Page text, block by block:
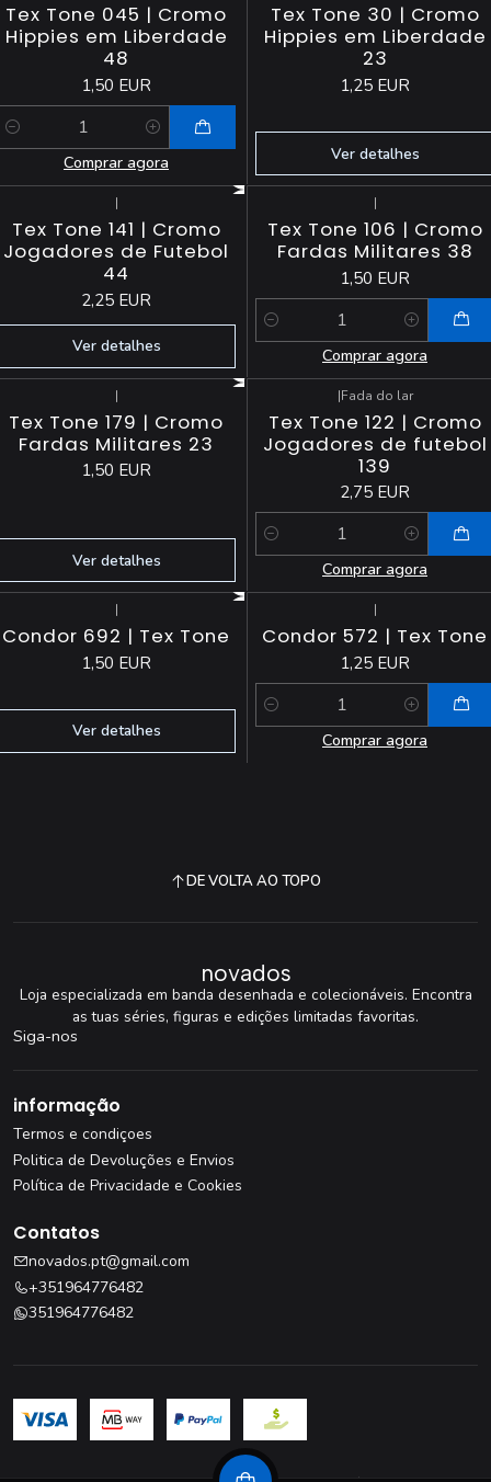
Tex Tone 045 | Cromo
Hippies em Liberdade
48
1,50 EUR
Comprar agora
Tex Tone 30 | Cromo
Hippies em Liberdade
23
1,25 EUR
Ver detalhes
|
Tex Tone 141 | Cromo
Jogadores de Futebol
44
2,25 EUR
Ver detalhes
|
Tex Tone 106 | Cromo
Fardas Militares 38
1,50 EUR
Quantidade
Comprar agora
|
Tex Tone 179 | Cromo
Fardas Militares 23
1,50 EUR
Ver detalhes
|Fada do lar
Tex Tone 122 | Cromo
Jogadores de futebol
139
2,75 EUR
Quantidade
Comprar agora
|
Condor 692 | Tex Tone
1,50 EUR
Ver detalhes
|
Condor 572 | Tex Tone
1,25 EUR
Quantidade
Comprar agora
DE VOLTA AO TOPO
novados
Loja especializada em banda desenhada e colecionáveis. Encontra
as tuas séries, figuras e edições limitadas favoritas.
Siga-nos
informação
Termos e condiçoes
Politica de Devoluções e Envios
Política de Privacidade e Cookies
Contatos
novados.pt@gmail.com
+351964776482
351964776482